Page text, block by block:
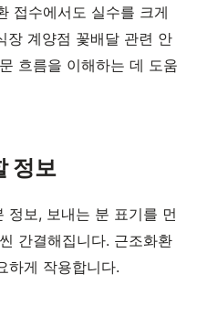
접수에서도 실수를 크게
장 계양점 꽃배달 관련 안
흐름을 이해하는 데 도움
정보
정보, 보내는 분 표기를 먼
간결해집니다. 근조화환
하게 작용합니다.